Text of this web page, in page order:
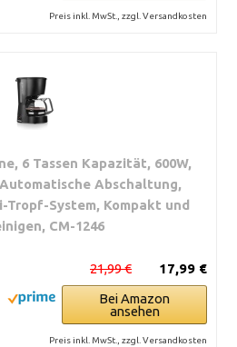
Preis inkl. MwSt., zzgl. Versandkosten
6 Tassen Kapazität, 600W,
Abschaltung,
System, Kompakt und
CM-1246
17,99 €
21,99 €
Bei Amazon
ansehen
Preis inkl. MwSt., zzgl. Versandkosten